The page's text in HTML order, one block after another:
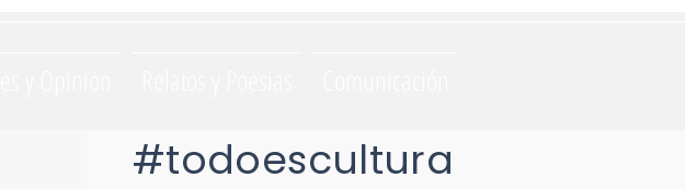
#todoescultura